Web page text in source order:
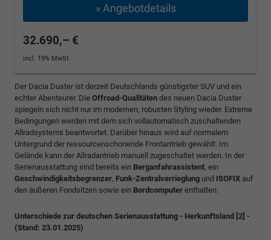
» Angebotdetails
32.690,– €
incl. 19% MwSt.
Der Dacia Duster ist derzeit Deutschlands günstigster SUV und ein
echter Abenteurer. Die Offroad-Qualitäten des neuen Dacia Duster
spiegeln sich nicht nur im modernen, robusten Styling wieder. Extreme
Bedingungen werden mit dem sich vollautomatisch zuschaltenden
Allradsystems beantwortet. Darüber hinaus wird auf normalem
Untergrund der ressourcenschonende Frontantrieb gewählt. Im
Gelände kann der Allradantrieb manuell zugeschaltet werden. In der
Serienausstattung sind bereits ein Berganfahrassistent, ein
Geschwindigkeitsbegrenzer, Funk-Zentralverrieglung und ISOFIX auf
den äußeren Fondsitzen sowie ein Bordcomputer enthalten.
Unterschiede zur deutschen Serienausstattung - Herkunftsland [2] -
(Stand: 23.01.2025)